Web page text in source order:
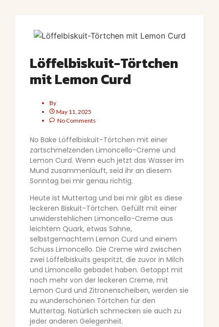
Löffelbiskuit-Törtchen
mit Lemon Curd
By
May 11, 2025
No Comments
No Bake Löffelbiskuit-Törtchen mit einer
zartschmelzenden Limoncello-Creme und
Lemon Curd. Wenn euch jetzt das Wasser im
Mund zusammenläuft, seid ihr an diesem
Sonntag bei mir genau richtig.
Heute ist Muttertag und bei mir gibt es diese
leckeren Biskuit-Törtchen. Gefüllt mit einer
unwiderstehlichen Limoncello-Creme aus
leichtem Quark, etwas Sahne,
selbstgemachtem Lemon Curd und einem
Schuss Limoncello. Die Creme wird zwischen
zwei Löffelbiskuits gespritzt, die zuvor in Milch
und Limoncello gebadet haben. Getoppt mit
noch mehr von der leckeren Creme, mit
Lemon Curd und Zitronenscheiben, werden sie
zu wunderschönen Törtchen für den
Muttertag. Natürlich schmecken sie auch zu
jeder anderen Gelegenheit.